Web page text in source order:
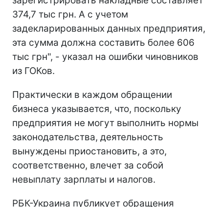
374,7 тыс грн. А с учетом
задекларированных данных предприятия,
эта сумма должна составить более 606
тыс грн", - указал на ошибки чиновников
из ГОКов.
Практически в каждом обращении
бизнеса указывается, что, поскольку
предприятия не могут выполнить нормы
законодательства, деятельность
вынуждены приостановить, а это,
соответственно, влечет за собой
невыплату зарплаты и налогов.
РБК-Украина публикует обращения